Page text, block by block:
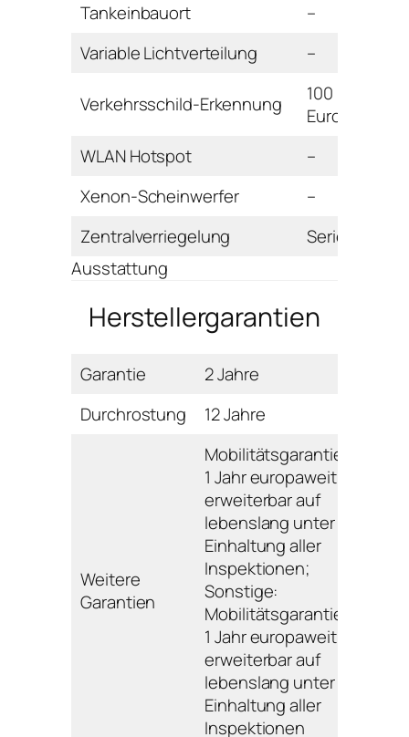
Tankeinbauort
–
Variable Lichtverteilung
–
Verkehrsschild-Erkennung
100
Euro
WLAN Hotspot
–
Xenon-Scheinwerfer
–
Zentralverriegelung
Serie
Ausstattung
Herstellergarantien
Garantie
2 Jahre
Durchrostung
12 Jahre
Weitere
Garantien
Mobilitätsgarantie:
1 Jahr europaweit,
erweiterbar auf
lebenslang unter
Einhaltung aller
Inspektionen;
Sonstige:
Mobilitätsgarantie:
1 Jahr europaweit,
erweiterbar auf
lebenslang unter
Einhaltung aller
Inspektionen